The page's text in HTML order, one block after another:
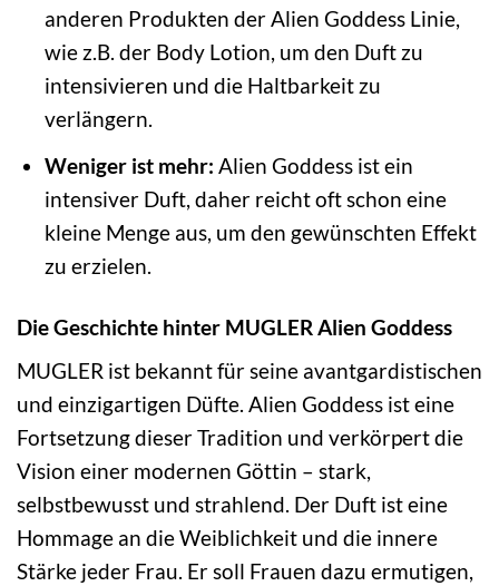
anderen Produkten der Alien Goddess Linie,
wie z.B. der Body Lotion, um den Duft zu
intensivieren und die Haltbarkeit zu
verlängern.
Weniger ist mehr: Alien Goddess ist ein
intensiver Duft, daher reicht oft schon eine
kleine Menge aus, um den gewünschten Effekt
zu erzielen.
Die Geschichte hinter MUGLER Alien Goddess
MUGLER ist bekannt für seine avantgardistischen
und einzigartigen Düfte. Alien Goddess ist eine
Fortsetzung dieser Tradition und verkörpert die
Vision einer modernen Göttin – stark,
selbstbewusst und strahlend. Der Duft ist eine
Hommage an die Weiblichkeit und die innere
Stärke jeder Frau. Er soll Frauen dazu ermutigen,